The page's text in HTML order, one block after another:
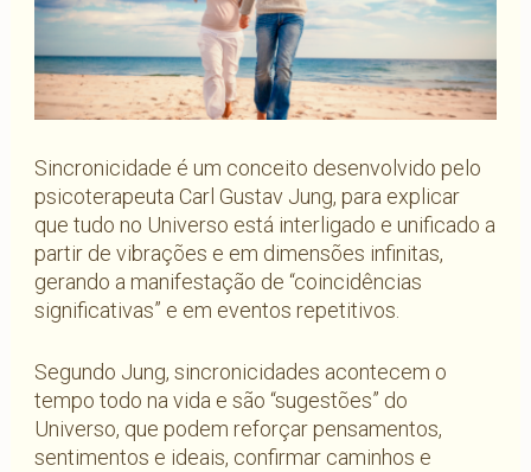
Sincronicidade é um conceito desenvolvido pelo
psicoterapeuta Carl Gustav Jung, para explicar
que tudo no Universo está interligado e unificado a
partir de vibrações e em dimensões infinitas,
gerando a manifestação de “coincidências
significativas” e em eventos repetitivos.
Segundo Jung, sincronicidades acontecem o
tempo todo na vida e são “sugestões” do
Universo, que podem reforçar pensamentos,
sentimentos e ideais, confirmar caminhos e